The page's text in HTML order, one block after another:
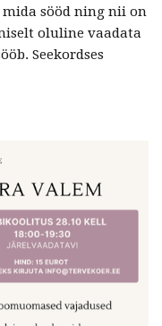
sööd ning nii on
oluline vaadata
Seekordses